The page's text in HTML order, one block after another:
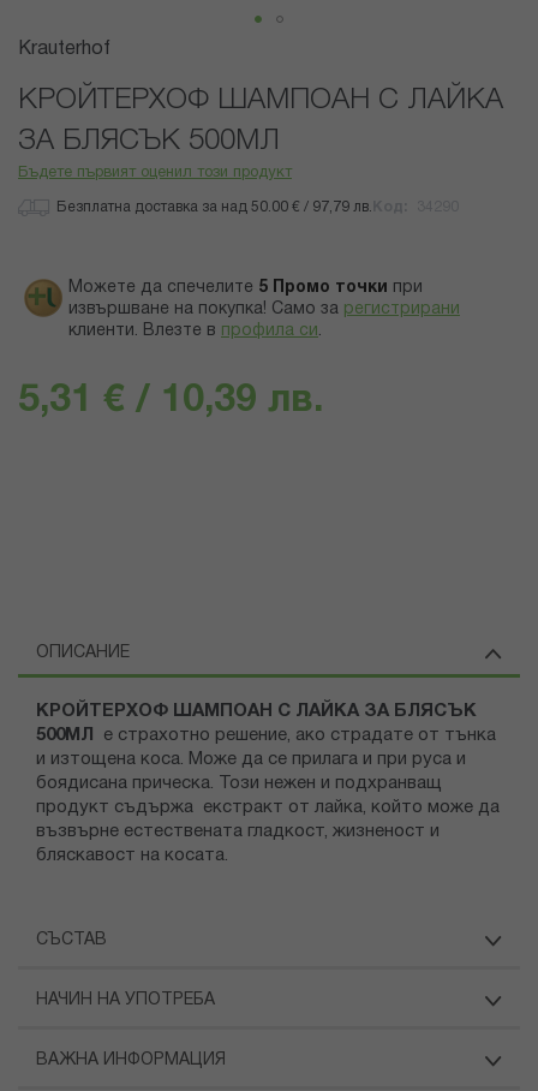
Преминете
началото
галерия
със
Krauterhof
КРОЙТЕРХОФ ШАМПОАН С ЛАЙКА
ЗА БЛЯСЪК 500МЛ
Бъдете първият оценил този продукт
Безплатна доставка за над 50.00 € / 97,79 лв.
Можете да спечелите 5 Промо точки
при
извършване на покупка! Само за регистрирани
клиенти. Влезте в профила си .
5,31 € / 10,39 лв.
ОПИСАНИЕ
КРОЙТЕРХОФ ШАМПОАН С ЛАЙКА ЗА БЛЯСЪК
500МЛ
е страхотно решение, ако страдате от тънка
и изтощена коса. Може да се прилага и при руса и
боядисана прическа. Този нежен и подхранващ
продукт съдържа екстракт от лайка, който може да
възвърне естествената гладкост, жизненост и
бляскавост на косата.
СЪСТАВ
НАЧИН НА УПОТРЕБА
ВАЖНА ИНФОРМАЦИЯ